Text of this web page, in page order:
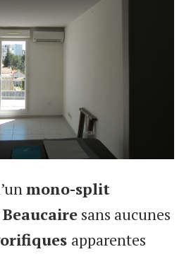
mono-split
Beaucaire sans aucunes
apparentes